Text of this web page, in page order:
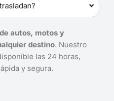
autos, motos y
destino. Nuestro
las 24 horas,
y segura.